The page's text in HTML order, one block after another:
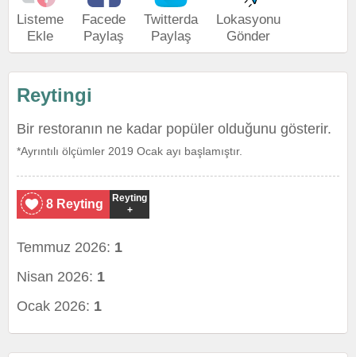
Listeme
Ekle
Facede
Paylaş
Twitterda
Paylaş
Lokasyonu
Gönder
Reytingi
Bir restoranın ne kadar popüler olduğunu gösterir.
*Ayrıntılı ölçümler 2019 Ocak ayı başlamıştır.
8 Reyting
Reyting
+
Temmuz 2026: 1
Nisan 2026: 1
Ocak 2026: 1